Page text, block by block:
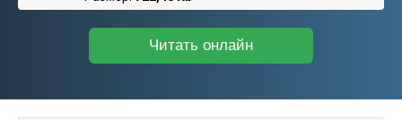
Читать онлайн